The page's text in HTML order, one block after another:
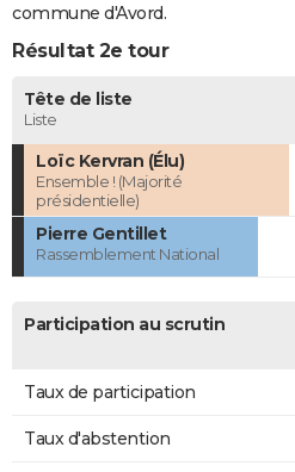
commune d'Avord.
Résultat 2e tour
Tête de liste
Liste
Loïc Kervran (Élu)
Ensemble ! (Majorité
présidentielle)
Pierre Gentillet
Rassemblement National
Participation au scrutin
Taux de participation
Taux d'abstention